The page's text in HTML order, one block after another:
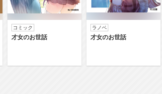
コミック
才女のお世話
ラノベ
才女のお世話